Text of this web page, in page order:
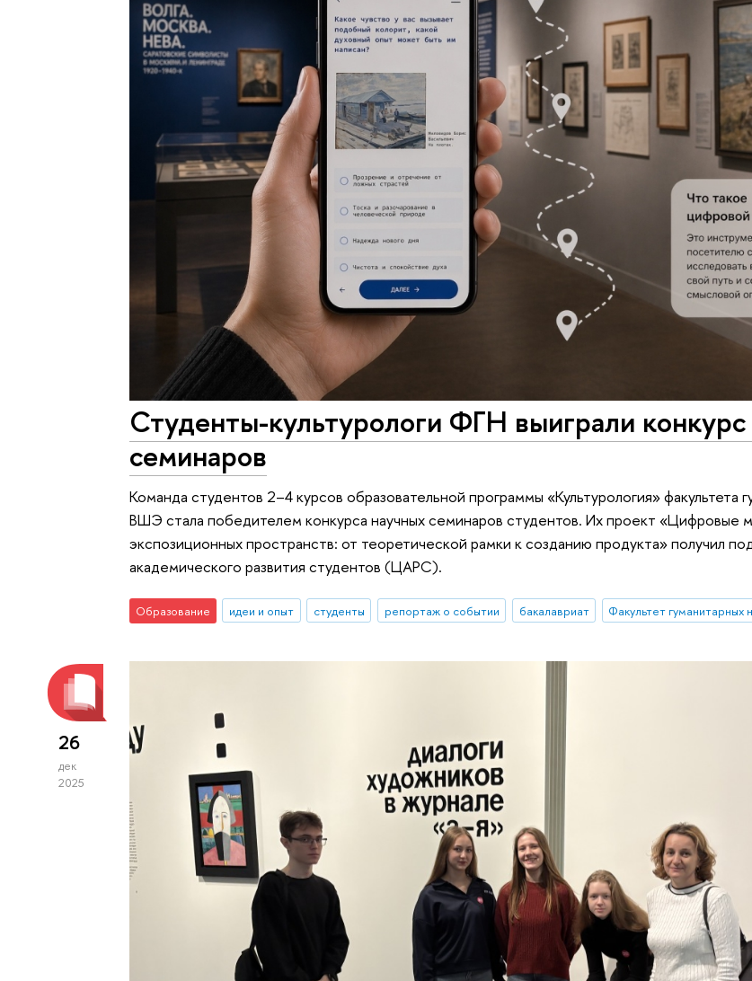
Студенты-культурологи ФГН выиграли
семинаров
Команда студентов 2–4 курсов образовательной программы «Культурология» факультета
ВШЭ стала победителем конкурса научных семинаров студентов. Их проект «Цифровые
экспозиционных пространств: от теоретической рамки к созданию продукта» получил
академического развития студентов (ЦАРС).
Образование идеи и опыт студенты репортаж о событии бакалавриат Факультет гуманитарных
26
дек
2025